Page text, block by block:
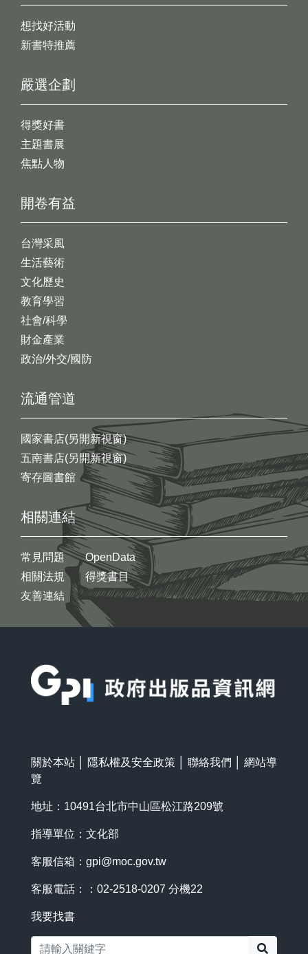
想找好活動
新書特推薦
開卷有益
台灣采風
生活藝術
文化歷史
教育學習
社會/科學
財金產業
政治/外交/國防
嚴選企劃
得獎好書
主題書展
焦點人物
流通管道
國家書店(另開新視窗)
五南書店(另開新視窗)
寄存圖書館
相關連結
常見問題
相關法規
友善連結
OpenData
得獎書目
關於本站 隱私權及安全政策 聯絡我們
網站導
覽
地址：10491台北市中山區松江路209號
指導單位：文化部
客服信箱： gpi@moc.gov.tw
客服電話：：02-2518-0207 分機22
我要找書